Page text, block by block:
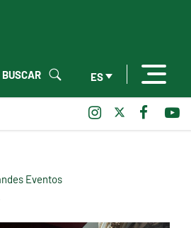
ES
BUSCAR
Eventos